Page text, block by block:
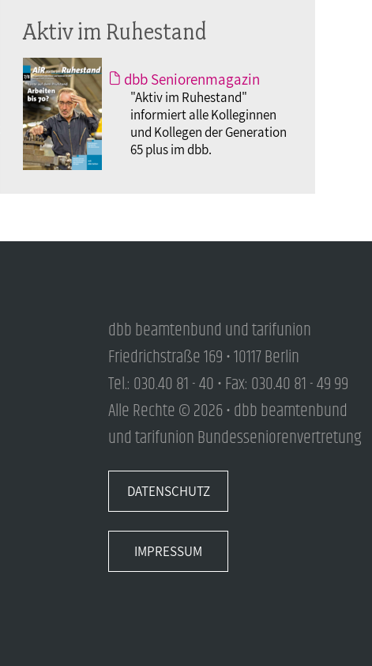
Aktiv im Ruhestand
dbb Seniorenmagazin
"Aktiv im Ruhestand"
informiert alle Kolleginnen
und Kollegen der Generation
65 plus im dbb.
dbb beamtenbund und tarifunion
Friedrichstraße 169 • 10117 Berlin
Tel.: 030.40 81 - 40 • Fax: 030.40 81 - 49 99
Alle Rechte © 2026 • dbb beamtenbund
und tarifunion Bundesseniorenvertretung
DATENSCHUTZ
IMPRESSUM